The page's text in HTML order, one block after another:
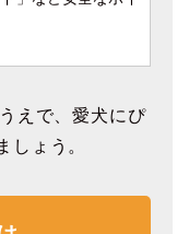
えで、愛犬にぴ
ょう。